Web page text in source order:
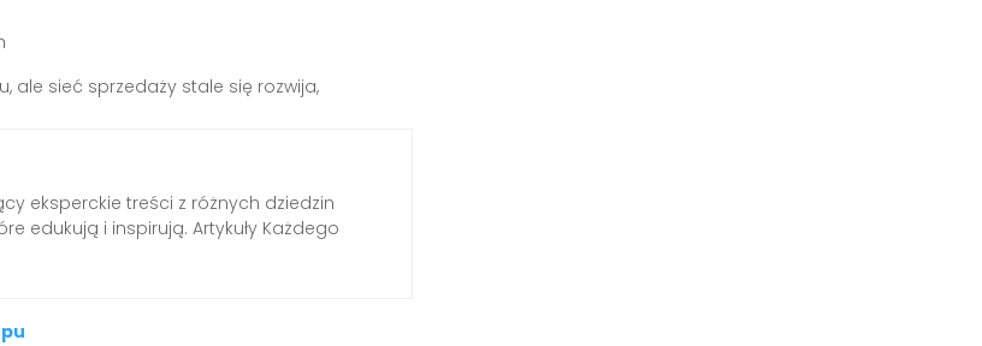
ale sieć sprzedaży stale się rozwija,
eksperckie treści z różnych dziedzin
edukują i inspirują. Artykuły Każdego